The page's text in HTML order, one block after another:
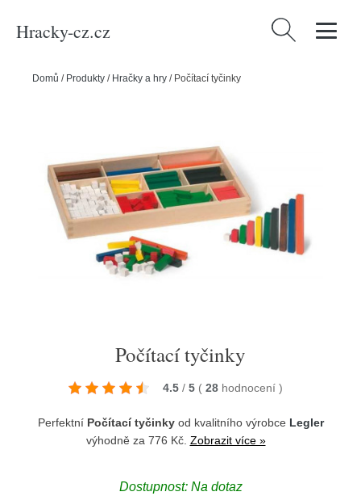
Hracky-cz.cz Vyhledávání
Domů / Produkty / Hračky a hry / Počítací tyčinky
Počítací tyčinky
4.5 / 5 ( 28 hodnocení )
Perfektní Počítací tyčinkyod kvalitního výrobce Legler
výhodně za 776 Kč. Zobrazit více »
Dostupnost: Na dotaz